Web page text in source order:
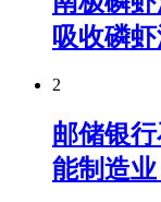
吸收磷
2
邮储银
能制造